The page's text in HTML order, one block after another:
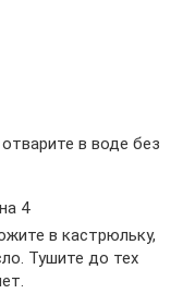
в воде без
4
в кастрюльку,
Тушите до тех